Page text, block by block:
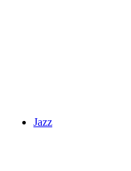
Jazz